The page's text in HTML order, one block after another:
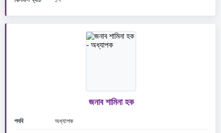
জনাব শামিনা হক
পদবি অধ্যাপক